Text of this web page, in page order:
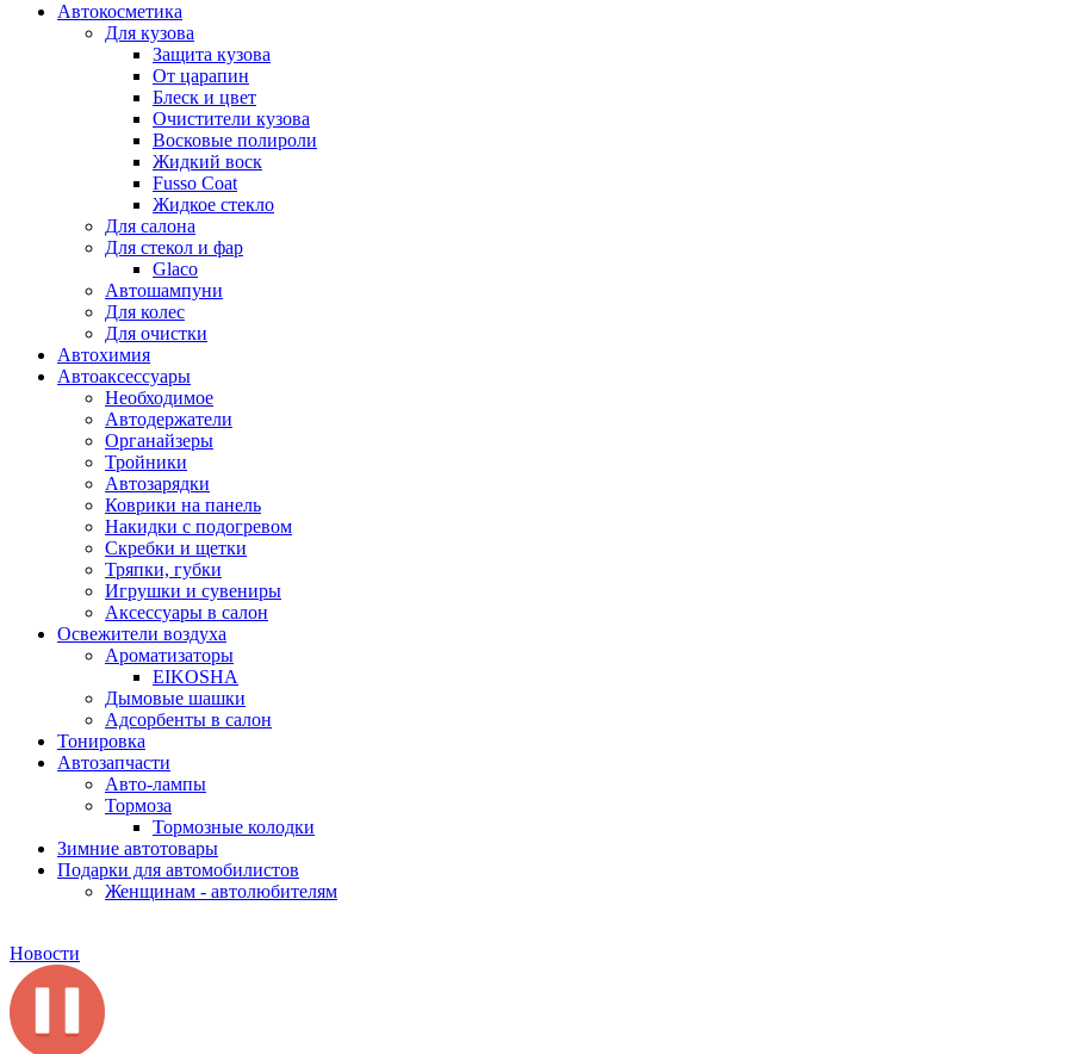
Автокосметика
Для кузова
Защита кузова
От царапин
Блеск и цвет
Очистители кузова
Восковые полироли
Жидкий воск
Fusso Coat
Жидкое стекло
Для салона
Для стекол и фар
Glaco
Автошампуни
Для колес
Для очистки
Автохимия
Автоаксессуары
Необходимое
Автодержатели
Органайзеры
Тройники
Автозарядки
Коврики на панель
Накидки с подогревом
Скребки и щетки
Тряпки, губки
Игрушки и сувениры
Аксессуары в салон
Освежители воздуха
Ароматизаторы
EIKOSHA
Дымовые шашки
Адсорбенты в салон
Тонировка
Автозапчасти
Авто-лампы
Тормоза
Тормозные колодки
Зимние автотовары
Подарки для автомобилистов
Женщинам - автолюбителям
Новости